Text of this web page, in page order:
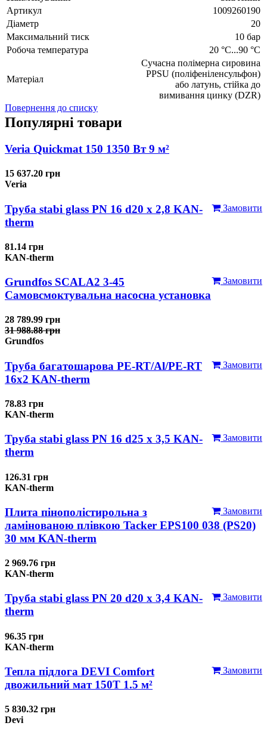
Артикул
1009260190
Діаметр
20
Максимальний тиск
10 бар
Робоча температура
20 °C...90 °C
Матеріал
Сучасна полімерна сировина
PPSU (поліфеніленсульфон)
або латунь, стійка до
вимивання цинку (DZR)
Повернення до списку
Популярні товари
Veria Quickmat 150 1350 Вт 9 м²
15 637.20 грн
Veria
Замовити
Труба stabi glass PN 16 d20 х 2,8 KAN-
therm
81.14 грн
KAN-therm
Замовити
Grundfos SCALA2 3-45
Самовсмоктувальна насосна установка
28 789.99 грн
31 988.88 грн
Grundfos
Замовити
Труба багатошарова PE-RT/Al/PE-RT
16x2 KAN-therm
78.83 грн
KAN-therm
Замовити
Труба stabi glass PN 16 d25 х 3,5 KAN-
therm
126.31 грн
KAN-therm
Замовити
Плита пінополістирольна з
ламінованою плівкою Tacker EPS100 038 (PS20)
30 мм KAN-therm
2 969.76 грн
KAN-therm
Замовити
Труба stabi glass PN 20 d20 х 3,4 KAN-
therm
96.35 грн
KAN-therm
Замовити
Тепла підлога DEVI Comfort
двожильний мат 150T 1.5 м²
5 830.32 грн
Devi